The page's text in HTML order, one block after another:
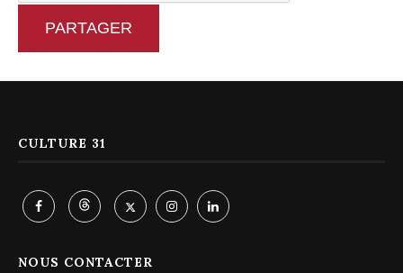
PARTAGER
CULTURE 31
NOUS CONTACTER